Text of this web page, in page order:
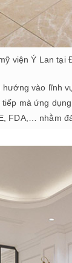
viện Ý Lan tại
vào lĩnh
mà ứng
FDA,… nhằm